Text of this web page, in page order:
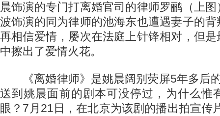
晨饰演的专门打离婚官司的律师罗鹂（上
波饰演的同为律师的池海东也遭遇妻子的
再相信爱情，屡次在法庭上针锋相对，但
中擦出了爱情火花。
《离婚律师》是姚晨阔别荧屏5年多后
送到姚晨面前的剧本可没停过，为什么惟
眼？7月21日，在北京为该剧的播出拍宣传